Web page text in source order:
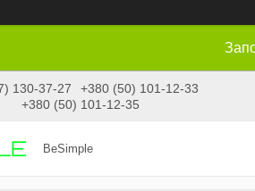
130-37-27
+380 (50) 101-12-33
+380 (50) 101-12-35
BeSimple